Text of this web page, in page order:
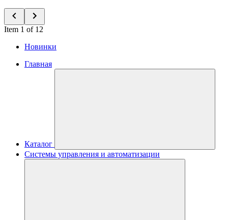
Item 1 of 12
Новинки
Главная
Каталог
Системы управления и автоматизации